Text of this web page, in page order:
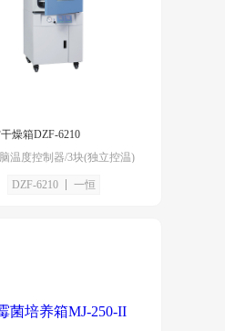
燥箱DZF-6210
温度控制器/3块(独立控温)
DZF-6210 一恒